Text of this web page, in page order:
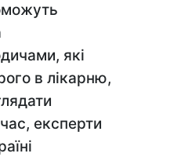
які
в лікарню,
експерти